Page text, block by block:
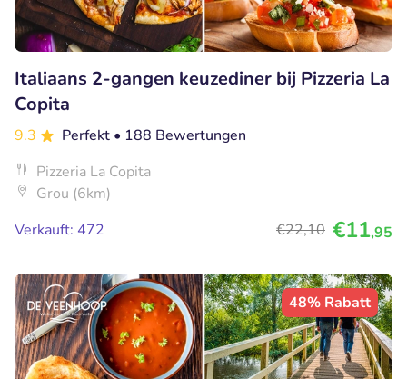
Italiaans 2-gangen keuzediner bij Pizzeria La
Copita
9.3 Perfekt • 188 Bewertungen
Pizzeria La Copita
Grou (6km)
Verkauft: 472
€22,10 €11,95
48% Rabatt